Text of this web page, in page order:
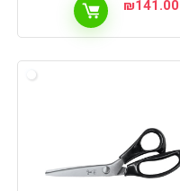
₪141.00